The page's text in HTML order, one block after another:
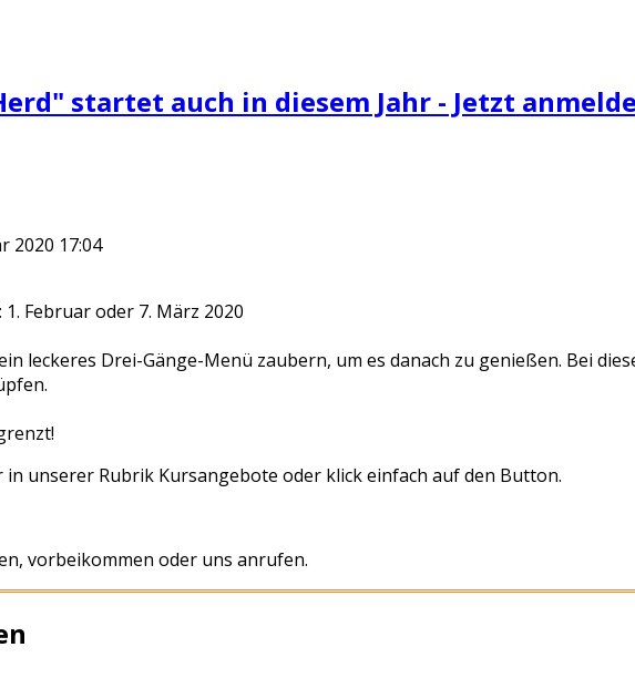
startet auch in diesem Jahr - Jetzt
2020 17:04
Februar oder 7. März 2020
leckeres Drei-Gänge-Menü zaubern, um es danach zu genießen. Bei
unserer Rubrik Kursangebote oder klick einfach auf den Button.
vorbeikommen oder uns anrufen.